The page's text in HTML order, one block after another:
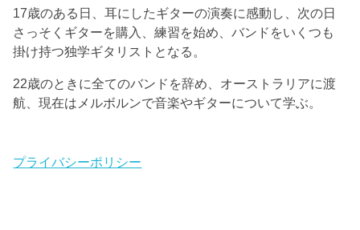
17歳のある日、耳にしたギターの演奏に感動し、次の日
さっそくギターを購入、練習を始め、バンドをいくつも
掛け持つ独学ギタリストとなる。
22歳のときに全てのバンドを辞め、オーストラリアに渡
航、現在はメルボルンで音楽やギターについて学ぶ。
プライバシーポリシー